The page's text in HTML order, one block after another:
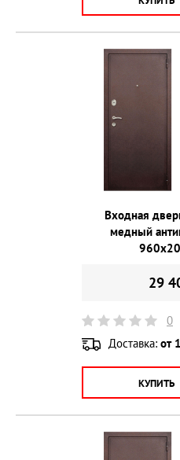
Входная
медный
29
0
Доставка: от
КУПИТЬ